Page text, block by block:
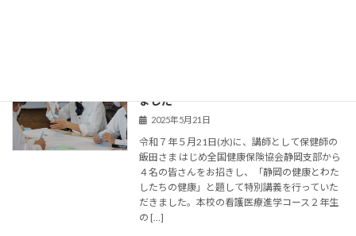
ました
2025年5月21日
令和７年５月21日(水)に、講師として保健師の
飯田さま はじめ全国健康保険協会静岡支部から
４名の皆さんをお招きし、「静岡の健康とわた
したちの健康」と題して特別講義を行っていた
だきました。本校の看護医療進学コース２年生
の […]